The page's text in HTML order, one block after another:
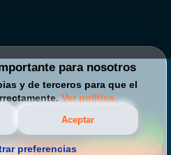
para nosotros
y de terceros para que el
Ver política.
preferencias
Aceptar
WhatsApp